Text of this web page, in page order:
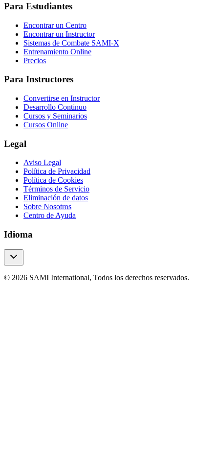
Para Estudiantes
Encontrar un Centro
Encontrar un Instructor
Sistemas de Combate SAMI-X
Entrenamiento Online
Precios
Para Instructores
Convertirse en Instructor
Desarrollo Continuo
Cursos y Seminarios
Cursos Online
Legal
Aviso Legal
Política de Privacidad
Política de Cookies
Términos de Servicio
Eliminación de datos
Sobre Nosotros
Centro de Ayuda
Idioma
© 2026 SAMI International, Todos los derechos reservados.